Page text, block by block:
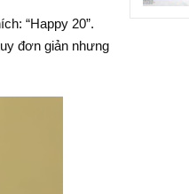
“Happy 20”.
đơn giản nhưng